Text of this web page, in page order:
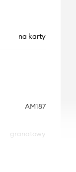
na karty
AM187
granatowy